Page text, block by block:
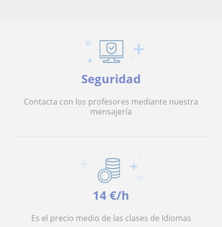
Seguridad
Contacta con los profesores mediante nuestra
mensajería
14 €/h
Es el precio medio de las clases de Idiomas